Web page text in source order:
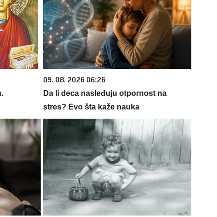
09. 08. 2026 06:26
Da li deca nasleđuju otpornost na
stres? Evo šta kaže nauka